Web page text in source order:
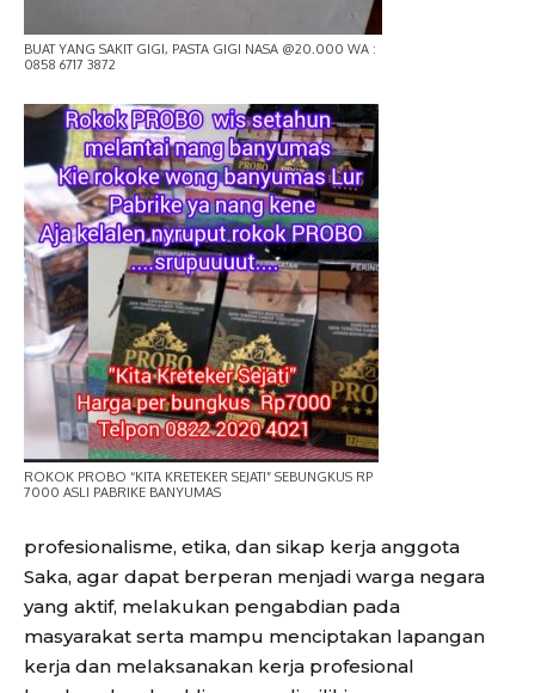
BUAT YANG SAKIT GIGI, PASTA GIGI NASA @20.000 WA :
0858 6717 3872
ROKOK PROBO “KITA KRETEKER SEJATI” SEBUNGKUS RP
7000 ASLI PABRIKE BANYUMAS
profesionalisme, etika, dan sikap kerja anggota
Saka, agar dapat berperan menjadi warga negara
yang aktif, melakukan pengabdian pada
masyarakat serta mampu menciptakan lapangan
kerja dan melaksanakan kerja profesional